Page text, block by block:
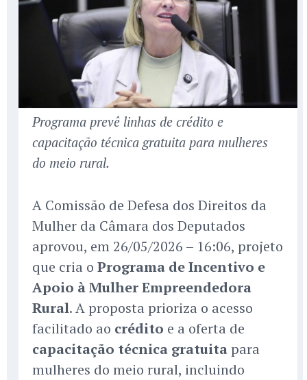
Programa prevê linhas de crédito e
capacitação técnica gratuita para mulheres
do meio rural.
A Comissão de Defesa dos Direitos da
Mulher da Câmara dos Deputados
aprovou, em 26/05/2026 – 16:06, projeto
que cria o Programa de Incentivo e
Apoio à Mulher Empreendedora
Rural. A proposta prioriza o acesso
facilitado ao crédito e a oferta de
capacitação técnica gratuita para
mulheres do meio rural, incluindo